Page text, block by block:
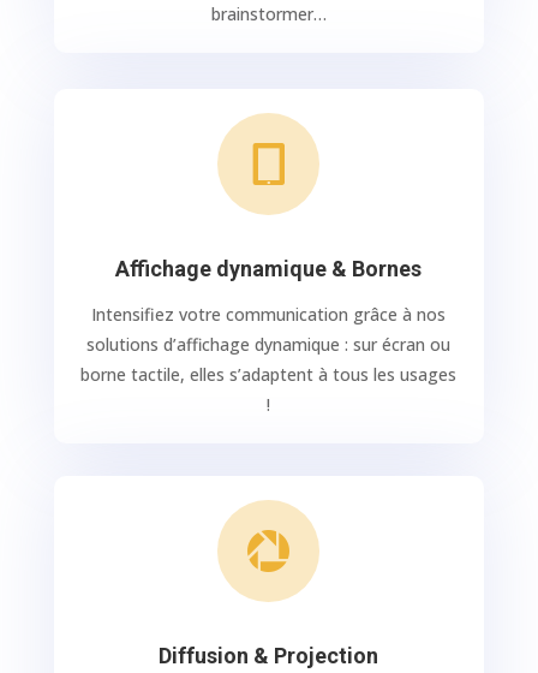
brainstormer…

Affichage dynamique & Bornes
Intensifiez votre communication grâce à nos
solutions d’affichage dynamique : sur écran ou
borne tactile, elles s’adaptent à tous les usages
!

Diffusion & Projection